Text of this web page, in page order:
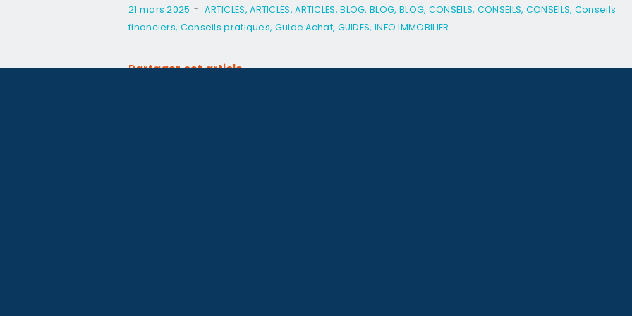
21 mars 2025 - ARTICLES,ARTICLES,ARTICLES,BLOG,BLOG, BLOG, CONSEILS, CONSEILS, CONSEILS, Conseils
financiers, Conseils pratiques, Guide Achat, GUIDES, INFO IMMOBILIER
Partager cet article